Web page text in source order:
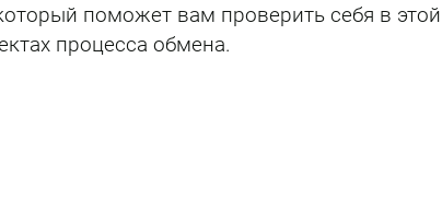
поможет вам проверить себя в
процесса обмена.